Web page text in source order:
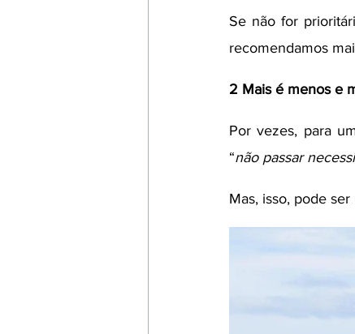
Se não for
recomendamos
2 Mais é menos e
Por vezes, para
“não passar
Mas, isso, pode